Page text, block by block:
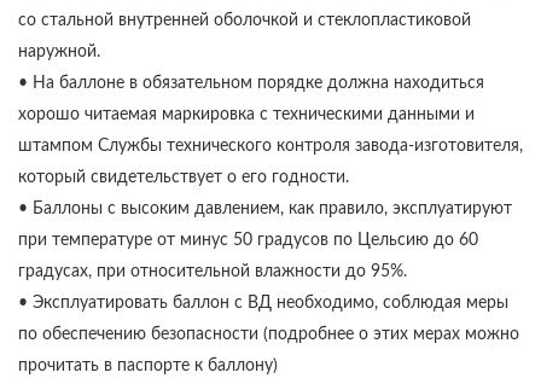
со стальной внутренней оболочкой и стеклопластиковой
наружной.
• На баллоне в обязательном порядке должна находиться
хорошо читаемая маркировка с техническими данными и
штампом Службы технического контроля завода-изготовителя,
который свидетельствует о его годности.
• Баллоны с высоким давлением, как правило, эксплуатируют
при температуре от минус 50 градусов по Цельсию до 60
градусах, при относительной влажности до 95%.
• Эксплуатировать баллон с ВД необходимо, соблюдая меры
по обеспечению безопасности (подробнее о этих мерах можно
прочитать в паспорте к баллону)